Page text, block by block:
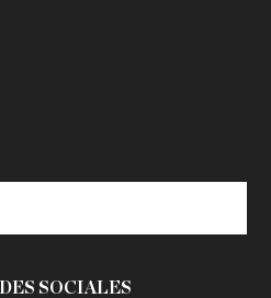
SOCIALES